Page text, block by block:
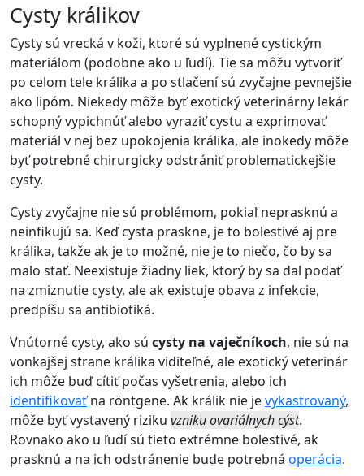
Cysty králikov
Cysty sú vrecká v koži, ktoré sú vyplnené cystickým
materiálom (podobne ako u ľudí). Tie sa môžu vytvoriť
po celom tele králika a po stlačení sú zvyčajne pevnejšie
ako lipóm. Niekedy môže byť exotický veterinárny lekár
schopný vypichnúť alebo vyraziť cystu a exprimovať
materiál v nej bez upokojenia králika, ale inokedy môže
byť potrebné chirurgicky odstrániť problematickejšie
cysty.
Cysty zvyčajne nie sú problémom, pokiaľ neprasknú a
neinfikujú sa. Keď cysta praskne, je to bolestivé aj pre
králika, takže ak je to možné, nie je to niečo, čo by sa
malo stať. Neexistuje žiadny liek, ktorý by sa dal podať
na zmiznutie cysty, ale ak existuje obava z infekcie,
predpíšu sa antibiotiká.
Vnútorné cysty, ako sú cysty na vaječníkoch, nie sú na
vonkajšej strane králika viditeľné, ale exotický veterinár
ich môže buď cítiť počas vyšetrenia, alebo ich
identifikovaťna röntgene. Ak králik nie jevykastrovaný,
môže byť vystavený riziku vzniku ovariálnych cýst.
Rovnako ako u ľudí sú tieto extrémne bolestivé, ak
prasknú a na ich odstránenie bude potrebná operácia.